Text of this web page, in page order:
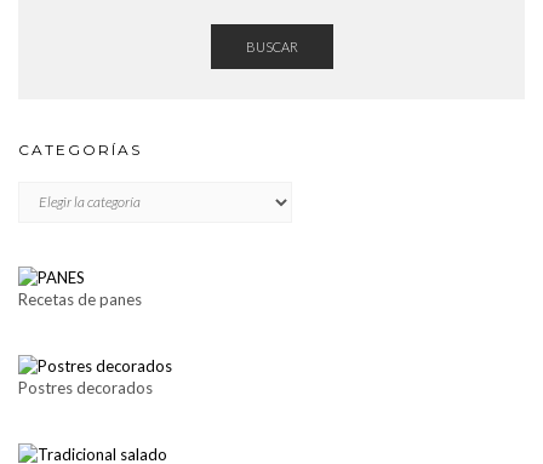
BUSCAR
CATEGORÍAS
Recetas de panes
Postres decorados